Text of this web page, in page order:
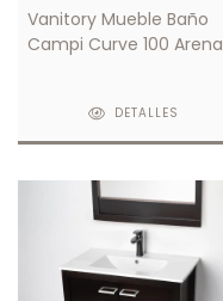
Vanitory Mueble Baño
Campi Curve 100 Arena
DETALLES